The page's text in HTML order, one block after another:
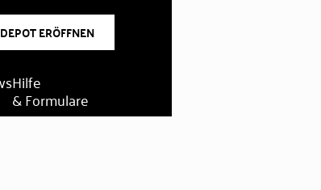
DEPOT ERÖFFNEN
Hilfe
& Formulare